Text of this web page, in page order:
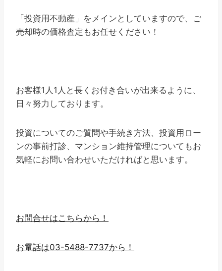
「投資用不動産」をメインとしていますので、ご
売却時の価格査定もお任せください！
お客様1人1人と長くお付き合いが出来るように、
日々努力しております。
投資についてのご質問や手続き方法、投資用ロー
ンの事前打診、マンション維持管理についてもお
気軽にお問い合わせいただければと思います。
お問合せはこちらから！
お電話は03-5488-7737から！